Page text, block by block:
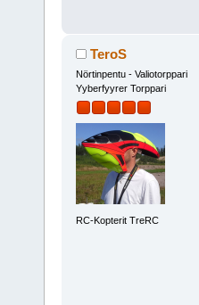
TeroS
Nörtinpentu - Valiotorppari
Yyberfyyrer Torppari
RC-Kopterit TreRC